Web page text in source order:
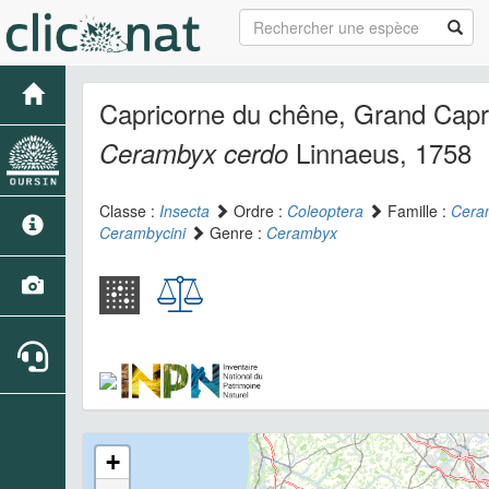
Capricorne du chêne, Grand
Cerambyx cerdo Linnaeus, 1758
Classe : Insecta Ordre : Coleoptera Famille :
Cerambycini
Genre : Cerambyx
+